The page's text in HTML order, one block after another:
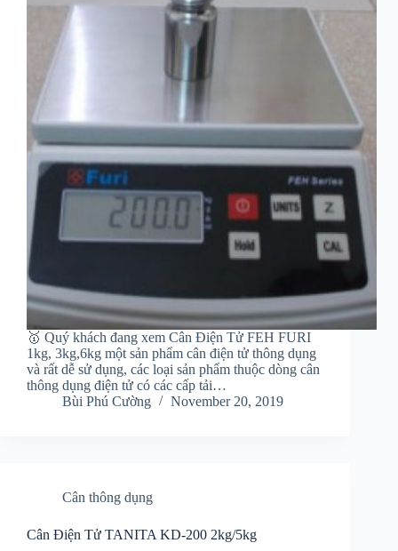
🥇 Quý khách đang xem Cân Điện Tử FEH FURI
1kg, 3kg,6kg một sản phẩm cân điện tử thông dụng
và rất dễ sử dụng, các loại sản phẩm thuộc dòng cân
thông dụng điện tử có các cấp tải…
Bùi Phú Cường
November 20, 2019
Cân thông dụng
Cân Điện Tử TANITA KD-200 2kg/5kg